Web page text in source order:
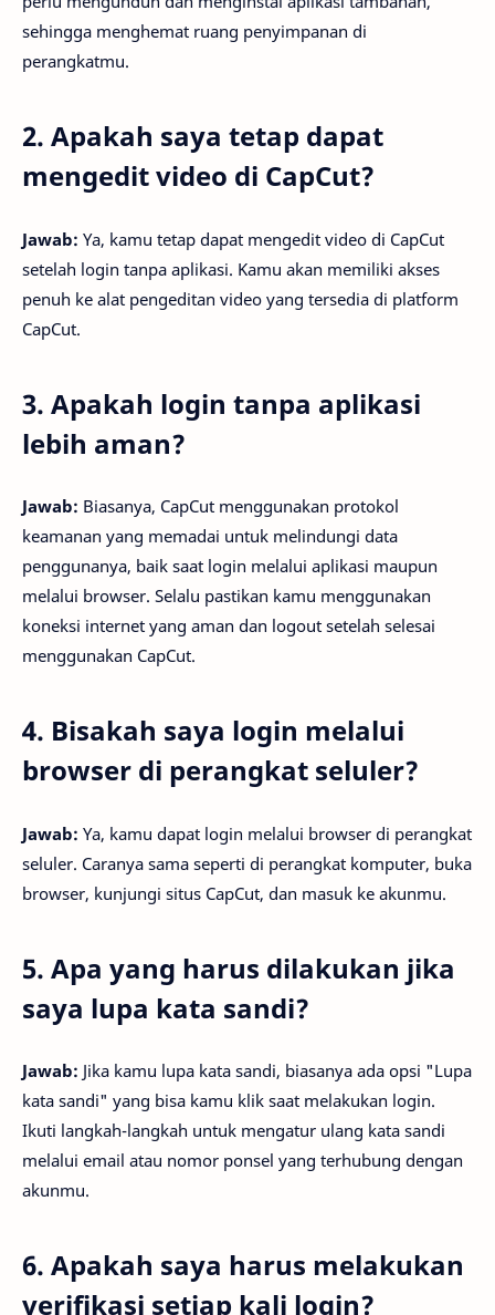
sehingga menghemat ruang penyimpanan di
perangkatmu.
2. Apakah saya tetap dapat
mengedit video di CapCut?
Jawab: Ya, kamu tetap dapat mengedit video di CapCut
setelah login tanpa aplikasi. Kamu akan memiliki akses
penuh ke alat pengeditan video yang tersedia di platform
CapCut.
3. Apakah login tanpa aplikasi
lebih aman?
Jawab: Biasanya, CapCut menggunakan protokol
keamanan yang memadai untuk melindungi data
penggunanya, baik saat login melalui aplikasi maupun
melalui browser. Selalu pastikan kamu menggunakan
koneksi internet yang aman dan logout setelah selesai
menggunakan CapCut.
4. Bisakah saya login melalui
browser di perangkat seluler?
Jawab: Ya, kamu dapat login melalui browser di perangkat
seluler. Caranya sama seperti di perangkat komputer, buka
browser, kunjungi situs CapCut, dan masuk ke akunmu.
5. Apa yang harus dilakukan jika
saya lupa kata sandi?
Jawab: Jika kamu lupa kata sandi, biasanya ada opsi "Lupa
kata sandi" yang bisa kamu klik saat melakukan login.
Ikuti langkah-langkah untuk mengatur ulang kata sandi
melalui email atau nomor ponsel yang terhubung dengan
akunmu.
6. Apakah saya harus melakukan
verifikasi setiap kali login?